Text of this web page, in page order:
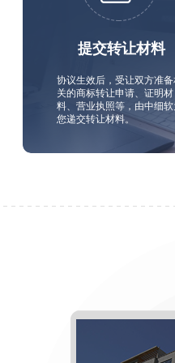
提交转让材料
协议生效后，受让双方准备
关的商标转让申请、证明材
料、营业执照等，由中细软
您递交转让材料。